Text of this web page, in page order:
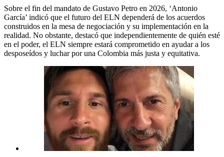
Sobre el fin del mandato de Gustavo Petro en 2026, ‘Antonio
García’ indicó que el futuro del ELN dependerá de los acuerdos
construidos en la mesa de negociación y su implementación en la
realidad. No obstante, destacó que independientemente de quién esté
en el poder, el ELN siempre estará comprometido en ayudar a los
desposeídos y luchar por una Colombia más justa y equitativa.